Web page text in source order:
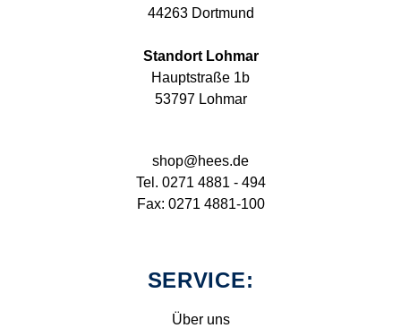
44263 Dortmund
Standort Lohmar
Hauptstraße 1b
53797 Lohmar
shop@hees.de
Tel. 0271 4881 - 494
Fax: 0271 4881-100
SERVICE:
Über uns